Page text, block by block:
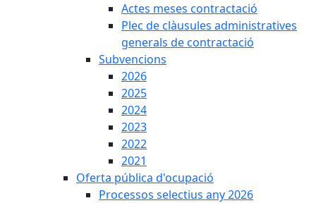
Actes meses contractació
Plec de clàusules administratives
generals de contractació
Subvencions
2026
2025
2024
2023
2022
2021
Oferta pública d'ocupació
Processos selectius any 2026